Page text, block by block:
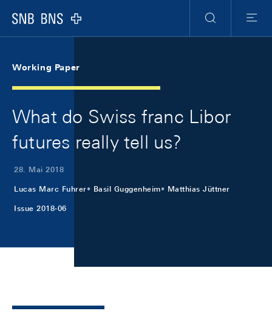
Logo
Suche
Menu
Working Paper
What do Swiss franc Libor
futures really tell us?
28. Mai 2018
Lucas Marc Fuhrer Basil Guggenheim Matthias Jüttner
Issue 2018-06